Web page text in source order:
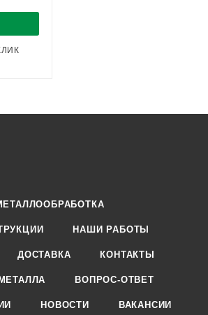
НАШИ РАБОТЫ
ДОСТАВКА КОНТАКТЫ
ВОПРОС-ОТВЕТ
НОВОСТИ ВАКАНСИИ